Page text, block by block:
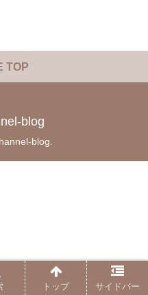
TOP
blog
blog.
トップ サイドバー